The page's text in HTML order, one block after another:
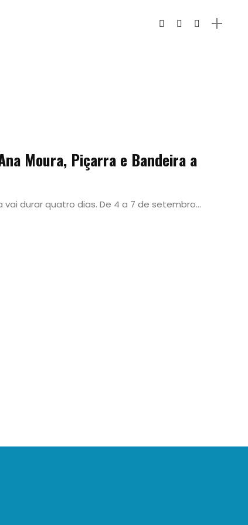
Moura, Piçarra e Bandeira a
durar quatro dias. De 4 a 7 de setembro...